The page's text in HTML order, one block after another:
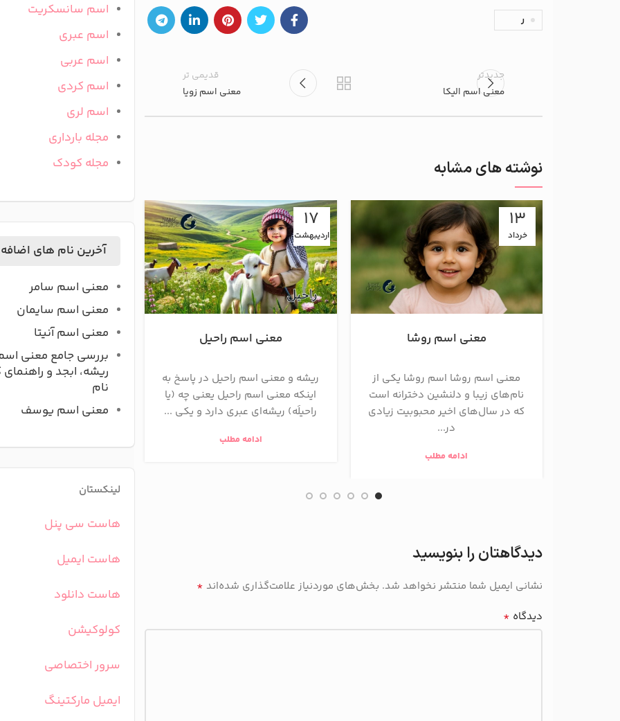
ر
جدیدتر
معنی اسم الیکا
قدیمی تر
معنی اسم زویا
نوشته های مشابه
13
خرداد
معنی اسم روشا
معنی اسم روشا اسم روشا یکی از
نام‌های زیبا و دلنشین دخترانه است
که در سال‌های اخیر محبوبیت زیادی
در...
ادامه مطلب
17
اردیبهشت
معنی اسم راحیل
ریشه و معنی اسم راحیل در پاسخ به
اینکه معنی اسم راحیل یعنی چه (یا
راحیلَه) ریشه‌ای عبری دارد و یکی ...
ادامه مطلب
معنی اسم
ریشه و معنی اسم
رادمهر یک نام فارسی
از ترکیب دو واژه‌ی
دیدگاهتان را بنویسید
نشانی ایمیل شما منتشر نخواهد شد. بخش‌های موردنیاز علامت‌گذاری شده‌اند *
دیدگاه *
اسم سانسکریت
اسم عبری
اسم عربی
اسم کردی
اسم لری
مجله بارداری
مجله کودک
آخرین نام های
معنی اسم سامر
معنی اسم سایمان
معنی اسم آنیتا
بررسی جامع معنی
ریشه، ابجد و
نام
معنی اسم یوسف
لینکستان
هاست سی پنل
هاست ایمیل
هاست دانلود
کولوکیشن
سرور اختصاصی
ایمیل مارکتینگ